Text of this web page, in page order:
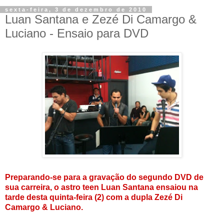
sexta-feira, 3 de dezembro de 2010
Luan Santana e Zezé Di Camargo &
Luciano - Ensaio para DVD
Preparando-se para a gravação do segundo DVD de
sua carreira, o astro teen Luan Santana ensaiou na
tarde desta quinta-feira (2) com a dupla Zezé Di
Camargo & Luciano.